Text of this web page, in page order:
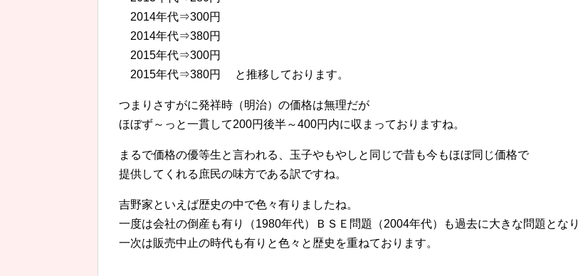
2014年代⇒300円
2014年代⇒380円
2015年代⇒300円
2015年代⇒380円 と推移しております。
つまりさすがに発祥時（明治）の価格は無理だが
ほぼず～っと一貫して200円後半～400円内に収まっておりますね。
まるで価格の優等生と言われる、玉子やもやしと同じで昔も今もほぼ同じ価格で
提供してくれる庶民の味方である訳ですね。
吉野家といえば歴史の中で色々有りましたね。
一度は会社の倒産も有り（1980年代）ＢＳＥ問題（2004年代）も過去に大きな問題となり
一次は販売中止の時代も有りと色々と歴史を重ねております。